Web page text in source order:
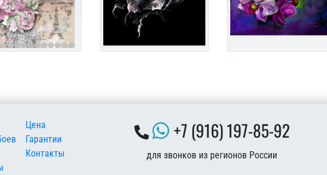
Цена
Гарантии
Контакты
+7 (916) 197-85-92
для звонков из регионов России